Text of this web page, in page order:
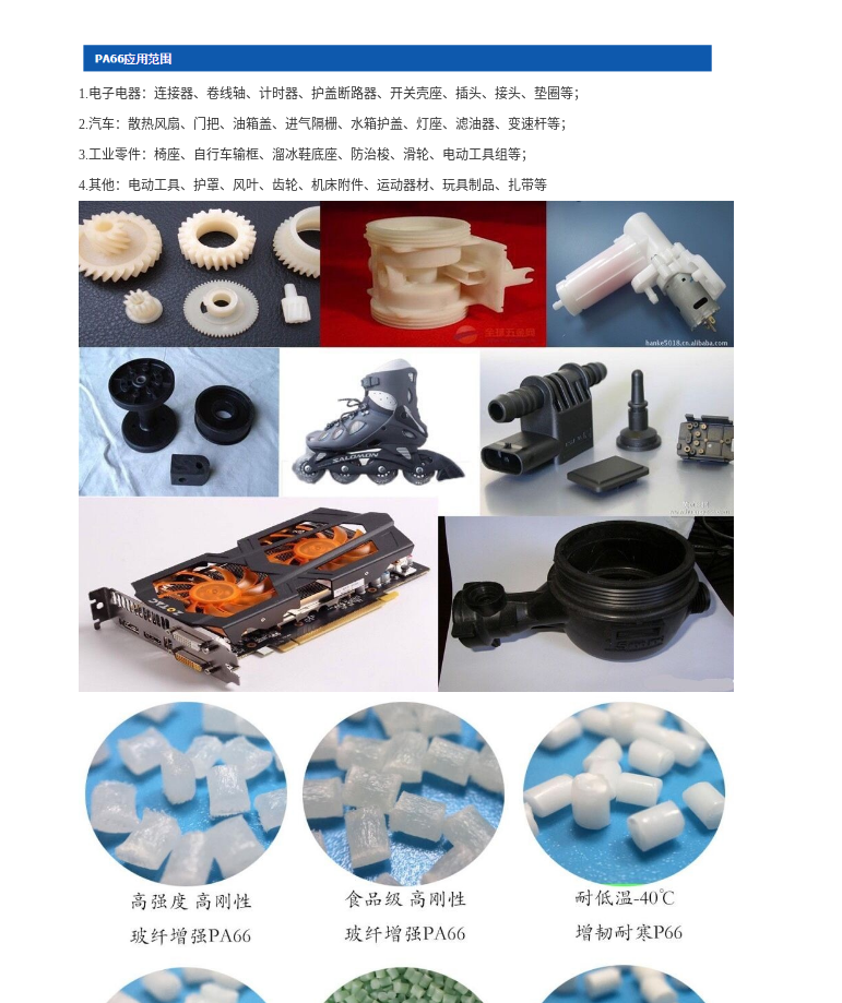
1.电子电器：连接器、卷线轴、计时器、护盖断路器、开关壳座、插头、接头、垫圈等；
2.汽车：散热风扇、门把、油箱盖、进气隔栅、水箱护盖、灯座、滤油器、变速杆等；
3.工业零件：椅座、自行车输框、溜冰鞋底座、防治梭、滑轮、电动工具组等；
4.其他：电动工具、护罩、风叶、齿轮、机床附件、运动器材、玩具制品、扎带等